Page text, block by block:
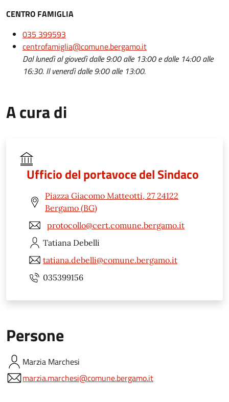
CENTRO FAMIGLIA
035 399593
centrofamiglia@comune.bergamo.it
Dal lunedì al giovedì dalle 9:00 alle 13:00 e dalle 14:00 alle
16:30. Il venerdì dalle 9:00 alle 13:00.
A cura di
Ufficio del portavoce del Sindaco
Piazza Giacomo Matteotti, 27 24122
Bergamo (BG)
protocollo@cert.comune.bergamo.it
Tatiana Debelli
tatiana.debelli@comune.bergamo.it
035399156
Persone
Marzia Marchesi
marzia.marchesi@comune.bergamo.it